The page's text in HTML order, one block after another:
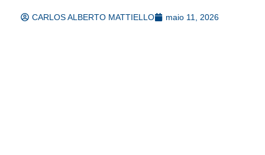
CARLOS ALBERTO MATTIELLO maio 11, 2026